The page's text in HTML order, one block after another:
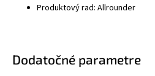
Produktový rad: Allrounder
Dodatočné parametre